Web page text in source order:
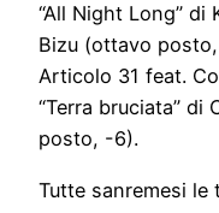
“All Night Long” di
Bizu (ottavo posto,
Articolo 31 feat.
“Terra bruciata” di
posto, -6).
Tutte sanremesi le